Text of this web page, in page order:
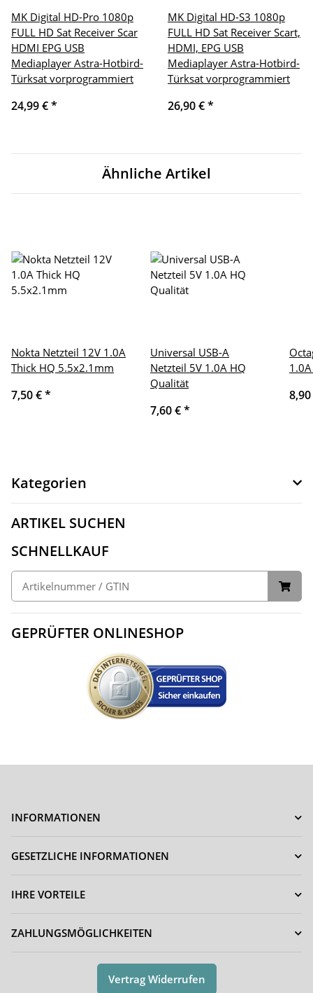
MK Digital HD-Pro 1080p
FULL HD Sat Receiver Scar
HDMI EPG USB
Mediaplayer Astra-Hotbird-
Türksat vorprogrammiert
24,99 €*
MK Digital HD-S3 1080p
FULL HD Sat Receiver Scart,
HDMI, EPG USB
Mediaplayer Astra-Hotbird-
Türksat vorprogrammiert
26,90 €*
Ähnliche Artikel
Nokta Netzteil 12V 1.0A
Thick HQ 5.5x2.1mm
7,50 €*
Universal USB-A
Netzteil 5V 1.0A HQ
Qualität
7,60 €*
Kategorien
ARTIKEL SUCHEN
SCHNELLKAUF
GEPRÜFTER ONLINESHOP
INFORMATIONEN
GESETZLICHE INFORMATIONEN
IHRE VORTEILE
ZAHLUNGSMÖGLICHKEITEN
Vertrag Widerrufen